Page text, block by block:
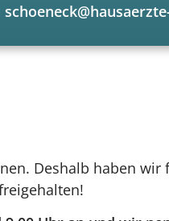
Deshalb haben wir